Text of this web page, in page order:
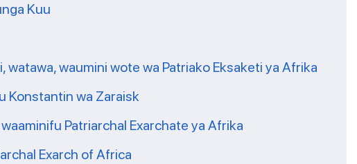
Kuu
watawa, waumini wote wa Patriako Eksaketi ya Afrika
Konstantin wa Zaraisk
Patriarchal Exarchate ya Afrika
Exarch of Africa